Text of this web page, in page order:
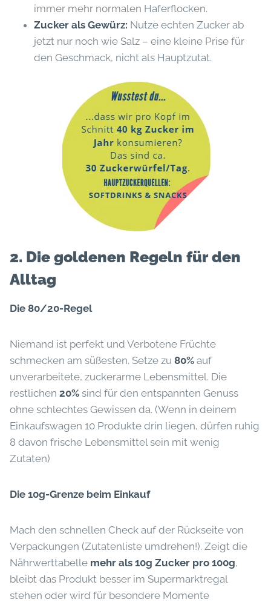
immer mehr normalen Haferflocken.
Zucker als Gewürz: Nutze echten Zucker ab
jetzt nur noch wie Salz – eine kleine Prise für
den Geschmack, nicht als Hauptzutat.
2. Die goldenen Regeln für den
Alltag
Die 80/20-Regel
Niemand ist perfekt und Verbotene Früchte
schmecken am süßesten. Setze zu 80% auf
unverarbeitete, zuckerarme Lebensmittel. Die
restlichen 20% sind für den entspannten Genuss
ohne schlechtes Gewissen da. (Wenn in deinem
Einkaufswagen 10 Produkte drin liegen, dürfen ruhig
8 davon frische Lebensmittel sein mit wenig
Zutaten)
Die 10g-Grenze beim Einkauf
Mach den schnellen Check auf der Rückseite von
Verpackungen (Zutatenliste umdrehen!). Zeigt die
Nährwerttabelle mehr als 10g Zucker pro 100g,
bleibt das Produkt besser im Supermarktregal
stehen oder wird für besondere Momente